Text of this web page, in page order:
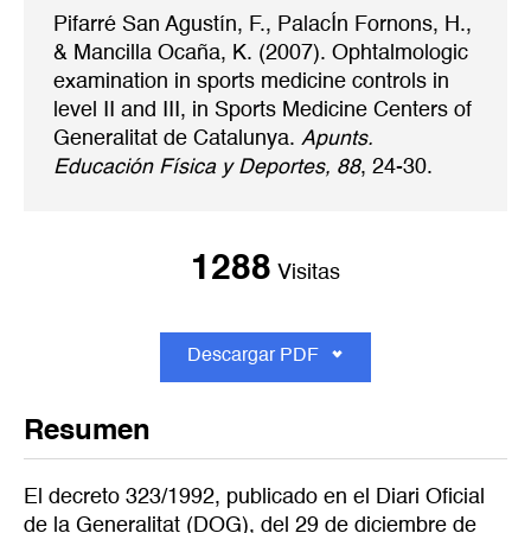
Pifarré San Agustín, F., PalacÍn Fornons, H.,
& Mancilla Ocaña, K. (2007). Ophtalmologic
examination in sports medicine controls in
level II and III, in Sports Medicine Centers of
Generalitat de Catalunya. Apunts.
Educación Física y Deportes, 88, 24-30.
1288 Visitas
Descargar PDF
Resumen
El decreto 323/1992, publicado en el Diari Oficial
de la Generalitat (DOG), del 29 de diciembre de